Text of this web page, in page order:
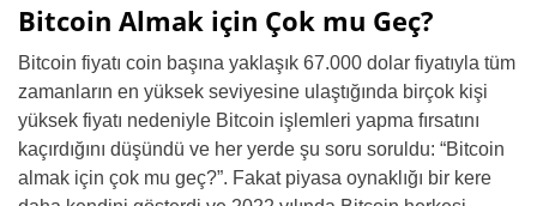
Bitcoin Almak için Çok mu Geç?
Bitcoin fiyatı coin başına yaklaşık 67.000 dolar fiyatıyla tüm
zamanların en yüksek seviyesine ulaştığında birçok kişi
yüksek fiyatı nedeniyle Bitcoin işlemleri yapma fırsatını
kaçırdığını düşündü ve her yerde şu soru soruldu: “Bitcoin
almak için çok mu geç?”. Fakat piyasa oynaklığı bir kere